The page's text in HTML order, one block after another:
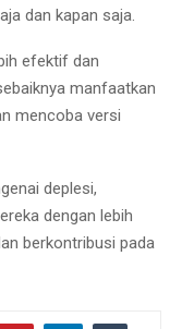
dan kapan saja.
efektif dan
manfaatkan
mencoba versi
deplesi,
dengan lebih
berkontribusi pada